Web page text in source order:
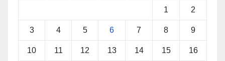
1 2
3 4 5 6 7 8 9
10 11 12 13 14 15 16